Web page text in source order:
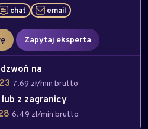
chat email
Zapytaj eksperta
na
7.69 zł/min brutto
z zagranicy
6.49 zł/min brutto